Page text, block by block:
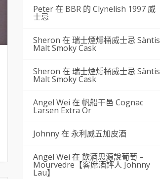
Peter 在 BBR 的 Clynelish 1997 威
士忌
Sheron 在 瑞士煙燻桶威士忌 Säntis
Malt Smoky Cask
Sheron 在 瑞士煙燻桶威士忌 Säntis
Malt Smoky Cask
Angel Wei 在 帆船干邑 Cognac
Larsen Extra Or
Johnny 在 永利威五加皮酒
Angel Wei 在 飲酒思源說葡萄 –
Mourvedre【客席酒評人 Johnny
Lau】